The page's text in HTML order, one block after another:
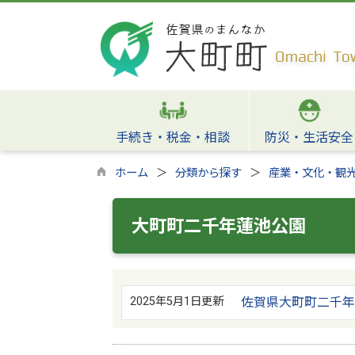
手続き・税金・相談 防災・生活安全
ホーム 分類から探す 産業・文化・観
大町町二千年蓮池公園
2025年5月1日更新 佐賀県大町町二千